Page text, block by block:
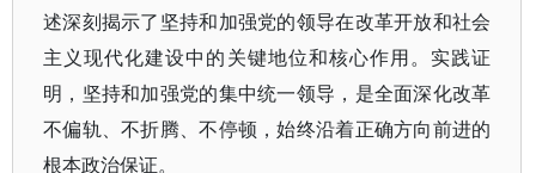
述深刻揭示了坚持和加强党的领导在改革开放和社会
主义现代化建设中的关键地位和核心作用。实践证
明，坚持和加强党的集中统一领导，是全面深化改革
不偏轨、不折腾、不停顿，始终沿着正确方向前进的
根本政治保证。